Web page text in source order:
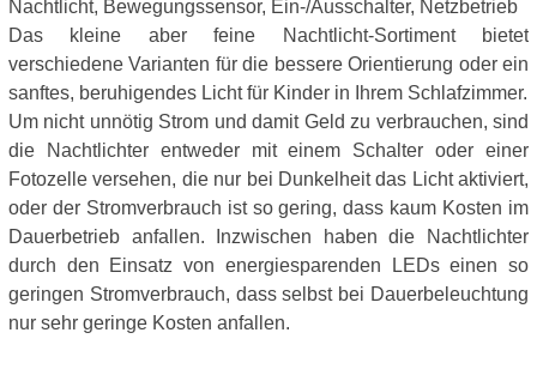
Nachtlicht, Bewegungssensor, Ein-/Ausschalter, Netzbetrieb
Das kleine aber feine Nachtlicht-Sortiment bietet
verschiedene Varianten für die bessere Orientierung oder ein
sanftes, beruhigendes Licht für Kinder in Ihrem Schlafzimmer.
Um nicht unnötig Strom und damit Geld zu verbrauchen, sind
die Nachtlichter entweder mit einem Schalter oder einer
Fotozelle versehen, die nur bei Dunkelheit das Licht aktiviert,
oder der Stromverbrauch ist so gering, dass kaum Kosten im
Dauerbetrieb anfallen. Inzwischen haben die Nachtlichter
durch den Einsatz von energiesparenden LEDs einen so
geringen Stromverbrauch, dass selbst bei Dauerbeleuchtung
nur sehr geringe Kosten anfallen.